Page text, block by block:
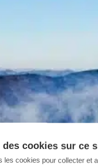
des cookies sur ce
les cookies pour collecter et